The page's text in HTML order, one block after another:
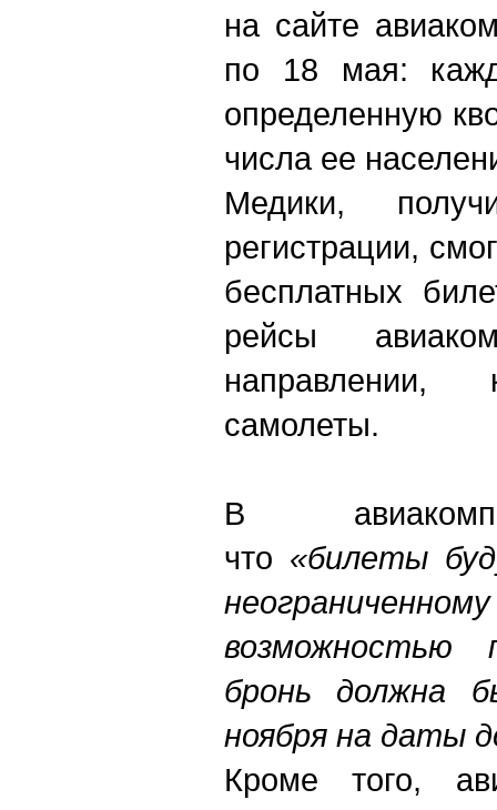
на сайте
по 18 мая:
определенную
числа ее
Медики,
регистрации,
бесплатных
рейсы
самолеты.
В
что «билеты
бронь должна
ноября на даты
Кроме того,